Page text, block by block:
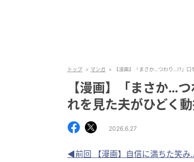
トップ マンガ 【漫画】「まさか…つわり…!?」
【漫画】「まさか…
れを見た夫がひどく
2026.6.27
◀前回 【漫画】自信に満ちた笑み